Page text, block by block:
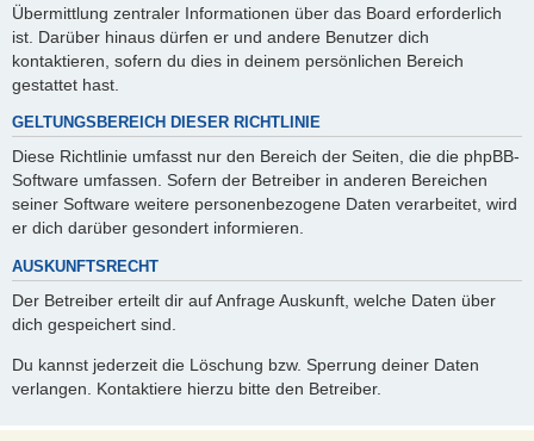
Übermittlung zentraler Informationen über das Board erforderlich
ist. Darüber hinaus dürfen er und andere Benutzer dich
kontaktieren, sofern du dies in deinem persönlichen Bereich
gestattet hast.
GELTUNGSBEREICH DIESER RICHTLINIE
Diese Richtlinie umfasst nur den Bereich der Seiten, die die phpBB-
Software umfassen. Sofern der Betreiber in anderen Bereichen
seiner Software weitere personenbezogene Daten verarbeitet, wird
er dich darüber gesondert informieren.
AUSKUNFTSRECHT
Der Betreiber erteilt dir auf Anfrage Auskunft, welche Daten über
dich gespeichert sind.
Du kannst jederzeit die Löschung bzw. Sperrung deiner Daten
verlangen. Kontaktiere hierzu bitte den Betreiber.